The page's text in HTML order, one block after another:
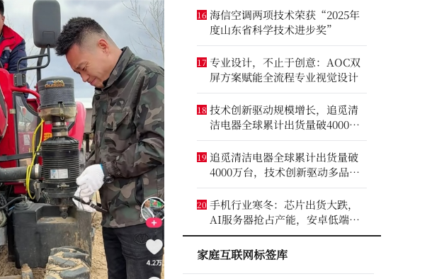
16 海信空调两项技术荣获“2025年
度山东省科学技术进步奖”
17 专业设计，不止于创意：AOC双
屏方案赋能全流程专业视觉设计
18 技术创新驱动规模增长，追觅清
洁电器全球累计出货量破4000万
台
19 追觅清洁电器全球累计出货量破
4000万台，技术创新驱动多品类
增长
20 手机行业寒冬：芯片出货大跌，
AI服务器抢占产能，安卓低端压
力最大
家庭互联网标签库